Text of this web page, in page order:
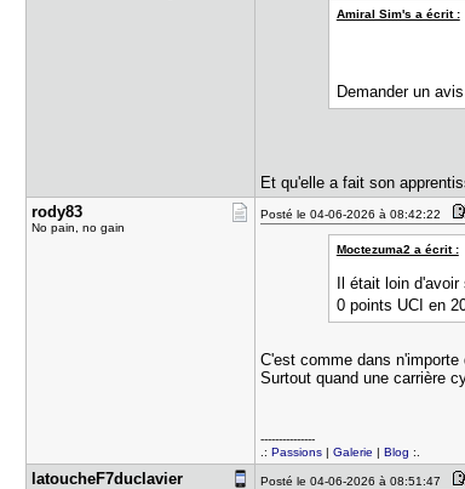
Amiral Sim's a écrit :
Demander un
Et qu'elle a fait son
rody83
No pain, no gain
Posté le 04-06-2026 à 08:42:22
Moctezuma2 a écrit :
Il était loin
0 points UCI en
C'est comme dans
Surtout quand une carrière
---------------
.:Passions |Galerie |Blog :.
latoucheF7​duclavier Posté le 04-06-2026 à 08:51:47